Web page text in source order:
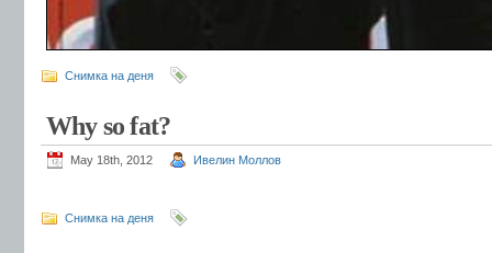
Снимка на деня
Why so fat?
May 18th, 2012 Ивелин Моллов
Снимка на деня